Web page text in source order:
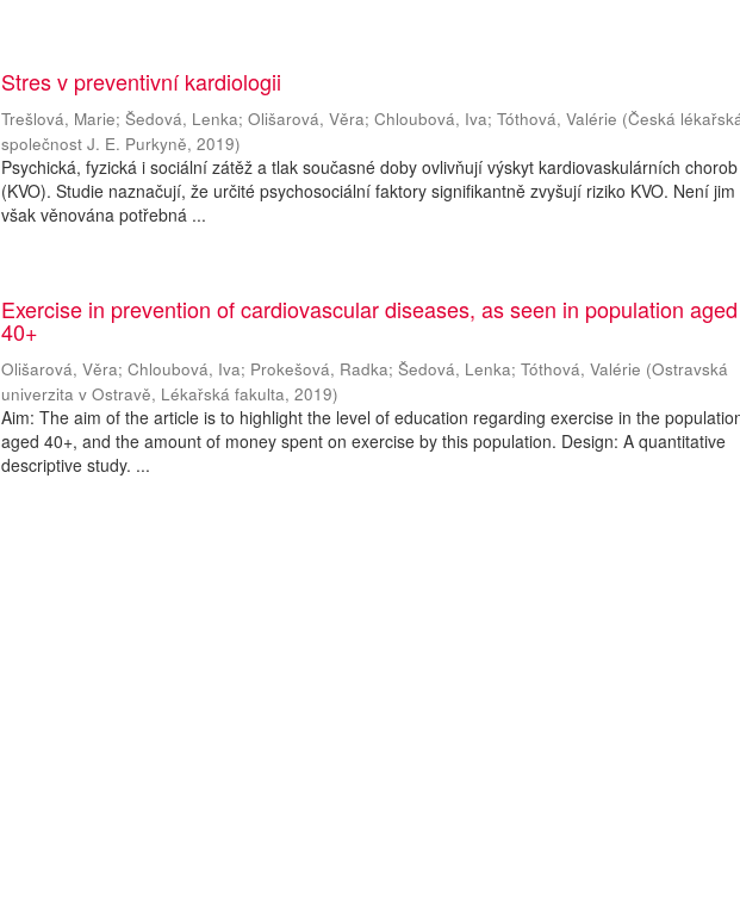
Stres v preventivní kardiologii
Trešlová, Marie;Šedová, Lenka;Olišarová, Věra;Chloubová, Iva;Tóthová, Valérie (Česká
společnost J. E. Purkyně,2019)
Psychická, fyzická i sociální zátěž a tlak současné doby ovlivňují výskyt kardiovaskulárních chorob
(KVO). Studie naznačují, že určité psychosociální faktory signifikantně zvyšují riziko KVO. Není jim
však věnována potřebná ...
Exercise in prevention of cardiovascular diseases, as seen in population aged
40+
Olišarová, Věra;Chloubová, Iva; Prokešová, Radka;Šedová, Lenka;Tóthová, Valérie (Ostravská
univerzita v Ostravě, Lékařská fakulta,2019)
Aim: The aim of the article is to highlight the level of education regarding exercise in the
aged 40+, and the amount of money spent on exercise by this population. Design: A quantitative
descriptive study. ...